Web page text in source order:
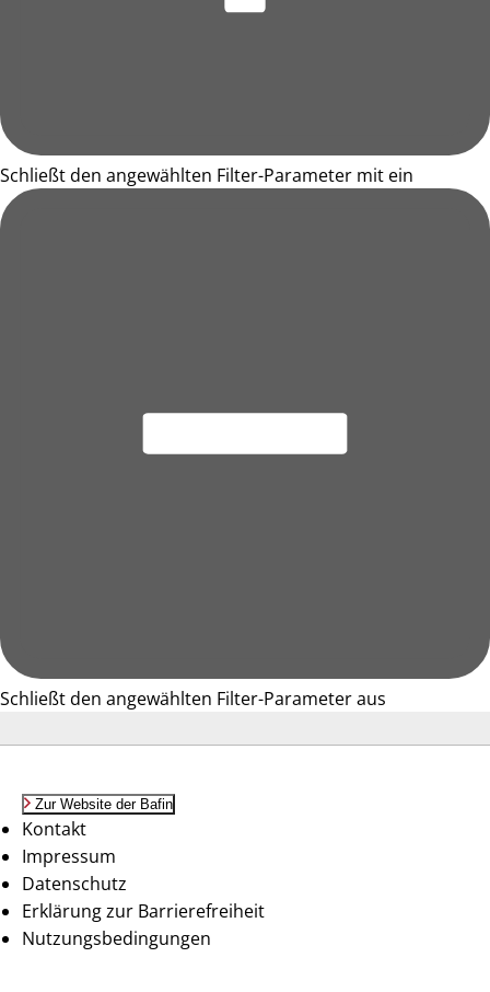
Schließt den angewählten Filter-Parameter mit ein
Schließt den angewählten Filter-Parameter aus
Zur Website der Bafin
Kontakt
Impressum
Datenschutz
Erklärung zur Barrierefreiheit
Nutzungsbedingungen